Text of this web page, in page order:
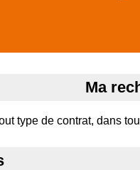
Ma
type de contrat, dans